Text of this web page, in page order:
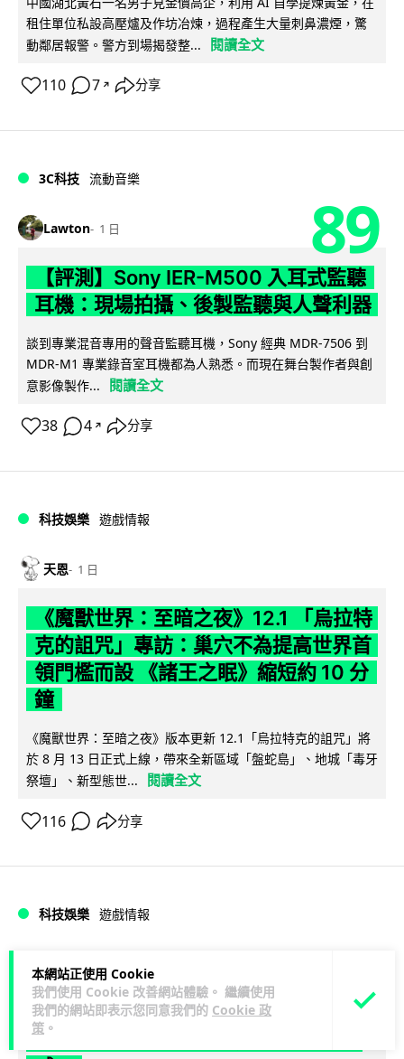
本網站正使用 Cookie
我們使用 Cookie 改善網站體驗。 繼續使用
我們的網站即表示您同意我們的 Cookie 政
策 。
租住單位私設高壓爐及作坊冶煉，過程產生大量刺鼻濃煙，驚
動鄰居報警。警方到場揭發整...
閱讀全文
110 7 ↗ 分享
3C科技 流動音樂
Lawton 1 日 89
【評測】Sony IER-M500 入耳式監聽
耳機：現場拍攝、後製監聽與人聲利器
談到專業混音專用的聲音監聽耳機，Sony 經典 MDR-7506 到
MDR-M1 專業錄音室耳機都為人熟悉。而現在舞台製作者與創
意影像製作...
閱讀全文
38 4 ↗ 分享
科技娛樂 遊戲情報
天恩 1 日
《魔獸世界：至暗之夜》12.1 「烏拉特
克的詛咒」專訪：巢穴不為提高世界首
領門檻而設 《諸王之眠》縮短約 10 分
鐘
《魔獸世界：至暗之夜》版本更新 12.1「烏拉特克的詛咒」將
於 8 月 13 日正式上線，帶來全新區域「盤蛇島」、地城「毒牙
祭壇」、新型態世...
閱讀全文
116 分享
科技娛樂 遊戲情報
Lawton 1 日
日本二手遊戲店減 90% 門市 業績反增
四成 "懷舊"在 Z 世代變成最潮「新鮮